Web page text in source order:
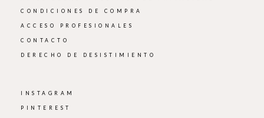
CONDICIONES DE COMPRA
ACCESO PROFESIONALES
CONTACTO
DERECHO DE DESISTIMIENTO
INSTAGRAM
PINTEREST